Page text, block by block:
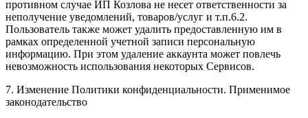
противном случае ИП Козлова не несет ответственности за
неполучение уведомлений, товаров/услуг и т.п.6.2.
Пользователь также может удалить предоставленную им в
рамках определенной учетной записи персональную
информацию. При этом удаление аккаунта может повлечь
невозможность использования некоторых Сервисов.
7. Изменение Политики конфиденциальности. Применимое
законодательство